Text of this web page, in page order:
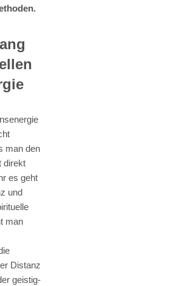
man den
direkt
es geht
und
man
Distanz
geistig-